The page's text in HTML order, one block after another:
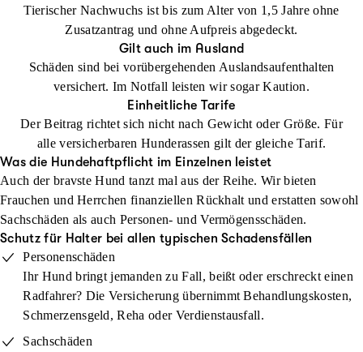
Tierischer Nachwuchs ist bis zum Alter von 1,5 Jahre ohne
Zusatzantrag und ohne Aufpreis abgedeckt.
Gilt auch im Ausland
Schäden sind bei vorübergehenden Auslandsaufenthalten
versichert. Im Notfall leisten wir sogar Kaution.
Einheitliche Tarife
Der Beitrag richtet sich nicht nach Gewicht oder Größe. Für
alle versicherbaren Hunderassen gilt der gleiche Tarif.
Was die Hundehaftpflicht im Einzelnen leistet
Auch der bravste Hund tanzt mal aus der Reihe. Wir bieten
Frauchen und Herrchen finanziellen Rückhalt und erstatten sowohl
Sachschäden als auch Personen- und Vermögensschäden.
Schutz für Halter bei allen typischen Schadensfällen
Personenschäden
Ihr Hund bringt jemanden zu Fall, beißt oder erschreckt einen
Radfahrer? Die Versicherung übernimmt Behandlungskosten,
Schmerzensgeld, Reha oder Verdienstausfall.
Sachschäden